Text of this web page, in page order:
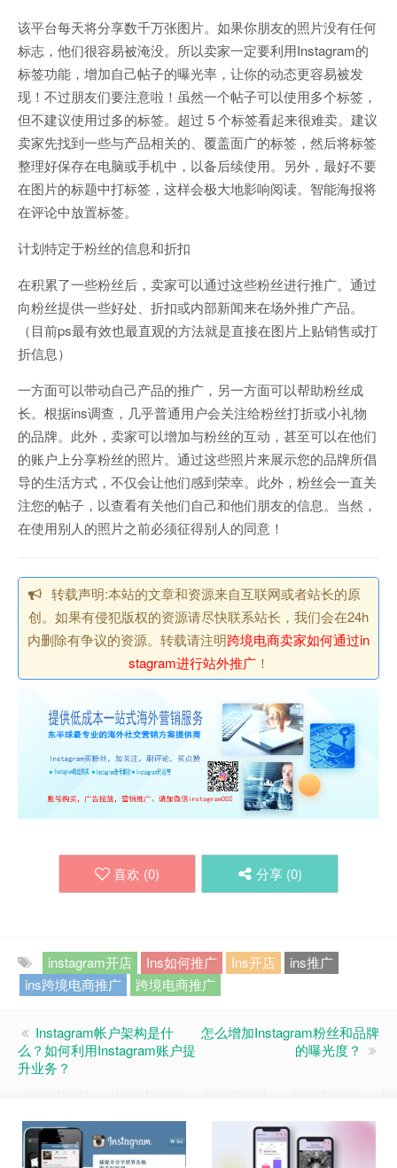
该平台每天将分享数千万张图片。如果你朋友的照片没有任何
标志，他们很容易被淹没。所以卖家一定要利用Instagram的
标签功能，增加自己帖子的曝光率，让你的动态更容易被发
现！不过朋友们要注意啦！虽然一个帖子可以使用多个标签，
但不建议使用过多的标签。超过 5 个标签看起来很难卖。建议
卖家先找到一些与产品相关的、覆盖面广的标签，然后将标签
整理好保存在电脑或手机中，以备后续使用。另外，最好不要
在图片的标题中打标签，这样会极大地影响阅读。智能海报将
在评论中放置标签。
计划特定于粉丝的信息和折扣
在积累了一些粉丝后，卖家可以通过这些粉丝进行推广。通过
向粉丝提供一些好处、折扣或内部新闻来在场外推广产品。
（目前ps最有效也最直观的方法就是直接在图片上贴销售或打
折信息）
一方面可以带动自己产品的推广，另一方面可以帮助粉丝成
长。根据ins调查，几乎普通用户会关注给粉丝打折或小礼物
的品牌。此外，卖家可以增加与粉丝的互动，甚至可以在他们
的账户上分享粉丝的照片。通过这些照片来展示您的品牌所倡
导的生活方式，不仅会让他们感到荣幸。此外，粉丝会一直关
注您的帖子，以查看有关他们自己和他们朋友的信息。当然，
在使用别人的照片之前必须征得别人的同意！
转载声明:本站的文章和资源来自互联网或者站长的原
创。如果有侵犯版权的资源请尽快联系站长，我们会在24h
内删除有争议的资源。转载请注明跨境电商卖家如何通过in
stagram进行站外推广！
喜欢 (0) 分享 (0)
instagram开店 Ins如何推广 Ins开店
ins推广
ins跨境电商推广
跨境电商推广
Instagram帐户架构是什
么？如何利用Instagram账户提
升业务？
怎么增加Instagram粉丝和品牌
的曝光度？